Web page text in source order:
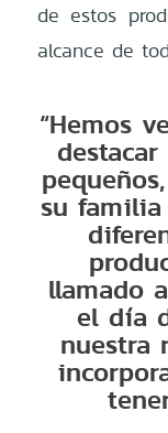
de estos
alcance de
“Hemos
su
llamado
el día
nuestra